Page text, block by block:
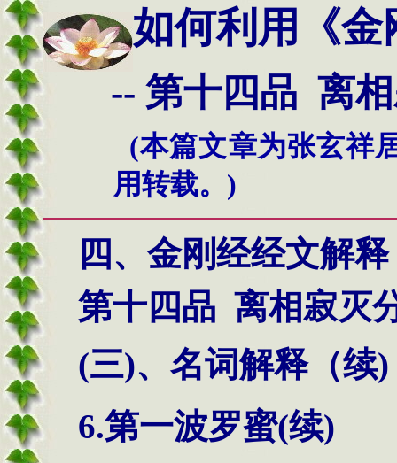
如何利用 《
-- 第十四品 离
(本篇文章为张玄祥
用转载。)
四、金刚经经文解释
第十四品 离相寂灭
(三)、名词解释（续)
6.第一波罗蜜(续)